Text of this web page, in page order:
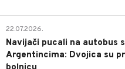
22.07.2026.
Navijači pucali na autobus
Argentincima: Dvojica su